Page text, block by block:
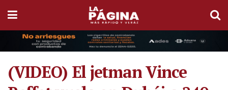
(VIDEO) El jetman Vince